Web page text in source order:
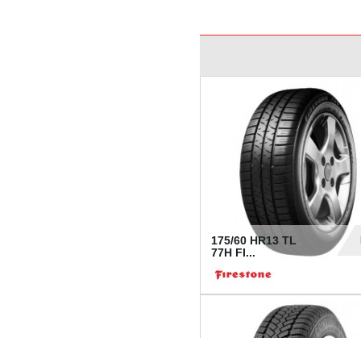
175/60 HR13 TL
77H FI...